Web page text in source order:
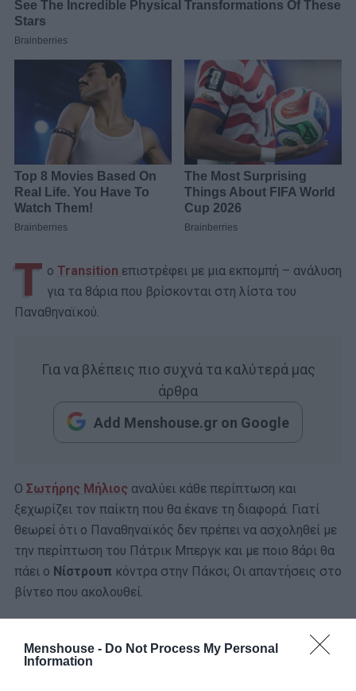
Menshouse - Do Not Process My Personal
Information
Τ ο Transition επιστρέφει με μια εκπομπή – ανάλυση
για τα 8άρια που βρίσκονται στη λίστα του
Παναθηναϊκού.
Για να βλέπεις πιο συχνά τα καλύτερά μας
άρθρα
Add Menshouse.gr on Google
Ο Σωτήρης Μήλιος αναλύει κάθε περίπτωση και
ξεχωρίζει τον παίκτη που θα έκανε τη διαφορά. Γιατί
θεωρεί ότι ο Παναθηναϊκός δεν πρέπει να ασχοληθεί με
την περίπτωση του Πάτρικ Μπεργκ και με ποιο 8άρι θα
πάει ο Νίστρουπ κόντρα στην Πάκσι; Οι απαντήσεις στο
βίντεο που ακολουθεί.